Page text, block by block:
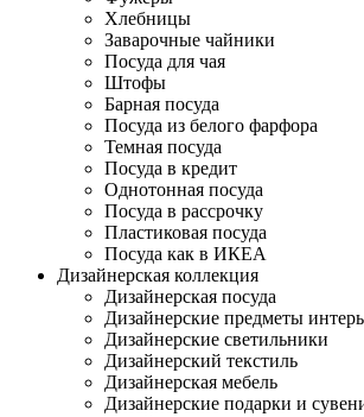
Хлебницы
Заварочные чайники
Посуда для чая
Штофы
Барная посуда
Посуда из белого фарфора
Темная посуда
Посуда в кредит
Однотонная посуда
Посуда в рассрочку
Пластиковая посуда
Посуда как в ИКЕА
Дизайнерская коллекция
Дизайнерская посуда
Дизайнерские предметы
Дизайнерские светильники
Дизайнерский текстиль
Дизайнерская мебель
Дизайнерские подарки и